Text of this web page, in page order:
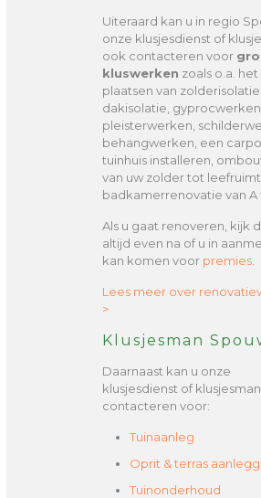
Uiteraard kan u in regio
onze klusjesdienst of
ook contacteren voor
kluswerken zoals o.a. het
plaatsen van
dakisolatie, gyprocwerken,
pleisterwerken,
behangwerken, een
tuinhuis installeren,
van uw zolder tot
badkamerrenovatie van A
Als u gaat renoveren, kijk
altijd even na of u in
kan komen voor premies.
Lees meer over
>
Klusjesman
Daarnaast kan u onze
klusjesdienst of
contacteren voor:
Tuinaanleg
Oprit & terras
Tuinonderhoud